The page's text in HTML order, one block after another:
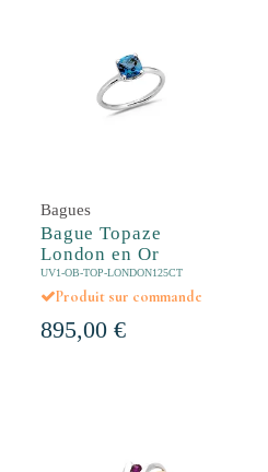
Bagues
Bague Topaze
London en Or
UV1-OB-TOP-LONDON125CT
Produit sur commande
895,00 €